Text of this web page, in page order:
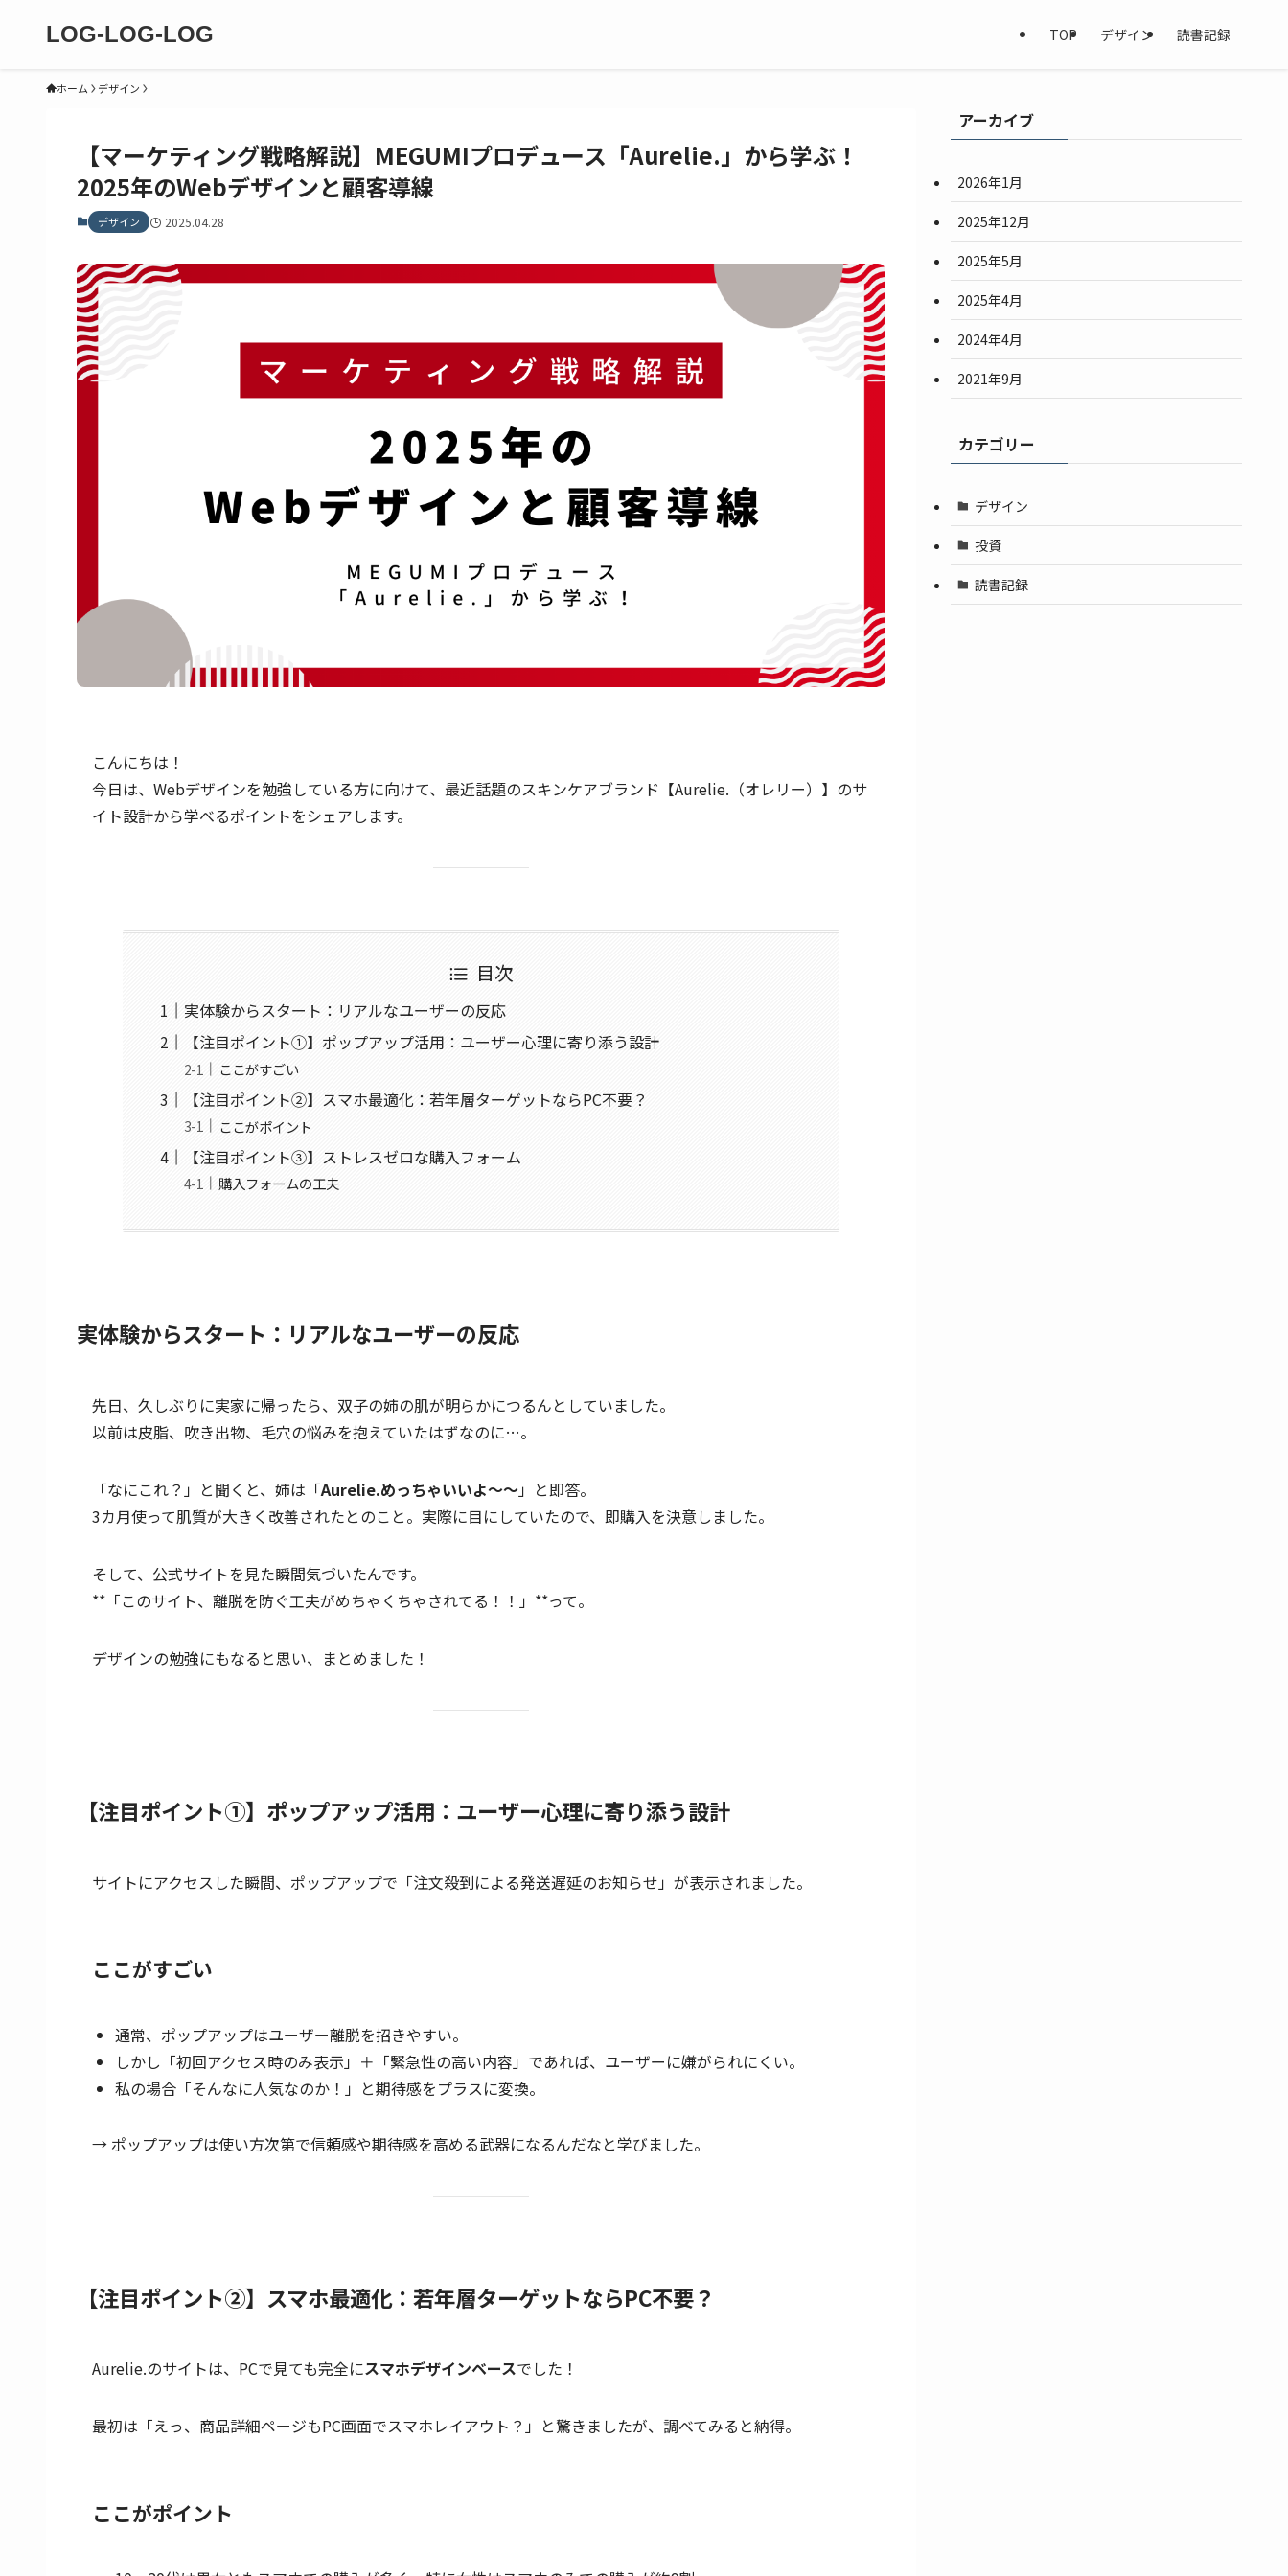
LOG-LOG-LOG TOP デザイン 読書記録
ホーム デザイン
【マーケティング戦略解説】MEGUMIプロデュース「Aurelie.」から学ぶ！
2025年のWebデザインと顧客導線
デザイン 2025.04.28
こんにちは！
今日は、Webデザインを勉強している方に向けて、最近話題のスキンケアブランド【Aurelie.（オレリー）】のサ
イト設計から学べるポイントをシェアします。
目次
実体験からスタート：リアルなユーザーの反応
【注目ポイント①】ポップアップ活用：ユーザー心理に寄り添う設計
ここがすごい
【注目ポイント②】スマホ最適化：若年層ターゲットならPC不要？
ここがポイント
【注目ポイント③】ストレスゼロな購入フォーム
購入フォームの工夫
実体験からスタート：リアルなユーザーの反応
先日、久しぶりに実家に帰ったら、双子の姉の肌が明らかにつるんとしていました。
以前は皮脂、吹き出物、毛穴の悩みを抱えていたはずなのに…。
「なにこれ？」と聞くと、姉は「Aurelie.めっちゃいいよ～～」と即答。
3カ月使って肌質が大きく改善されたとのこと。実際に目にしていたので、即購入を決意しました。
そして、公式サイトを見た瞬間気づいたんです。
**「このサイト、離脱を防ぐ工夫がめちゃくちゃされてる！！」**って。
デザインの勉強にもなると思い、まとめました！
【注目ポイント①】ポップアップ活用：ユーザー心理に寄り添う設計
サイトにアクセスした瞬間、ポップアップで「注文殺到による発送遅延のお知らせ」が表示されました。
ここがすごい
通常、ポップアップはユーザー離脱を招きやすい。
しかし「初回アクセス時のみ表示」＋「緊急性の高い内容」であれば、ユーザーに嫌がられにくい。
私の場合「そんなに人気なのか！」と期待感をプラスに変換。
→ ポップアップは使い方次第で信頼感や期待感を高める武器になるんだなと学びました。
【注目ポイント②】スマホ最適化：若年層ターゲットならPC不要？
Aurelie.のサイトは、PCで見ても完全にスマホデザインベースでした！
最初は「えっ、商品詳細ページもPC画面でスマホレイアウト？」と驚きましたが、調べてみると納得。
ここがポイント
アーカイブ
2026年1月
2025年12月
2025年5月
2025年4月
2024年4月
2021年9月
カテゴリー
デザイン
投資
読書記録